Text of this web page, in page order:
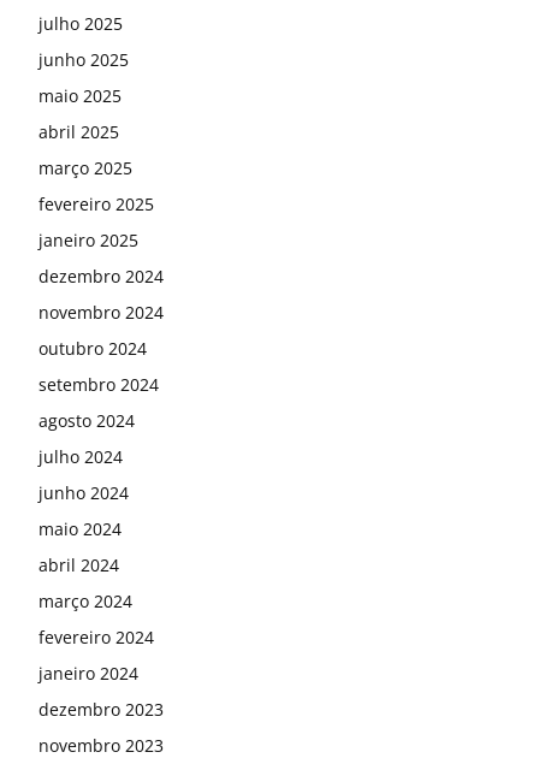
julho 2025
junho 2025
maio 2025
abril 2025
março 2025
fevereiro 2025
janeiro 2025
dezembro 2024
novembro 2024
outubro 2024
setembro 2024
agosto 2024
julho 2024
junho 2024
maio 2024
abril 2024
março 2024
fevereiro 2024
janeiro 2024
dezembro 2023
novembro 2023